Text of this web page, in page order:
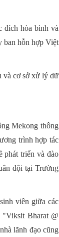
đích hòa bình và
ban hỗn hợp Việt
và cơ sở xử lý dữ
Mekong thông
trình hợp tác
phát triển và đào
đội tại Trường
viên giữa các
"Viksit Bharat @
lãnh đạo cũng